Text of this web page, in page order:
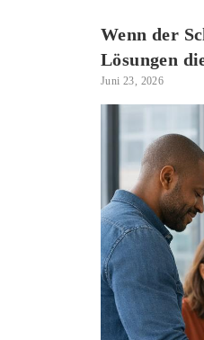
Wenn der
Lösungen
Juni 23, 2026